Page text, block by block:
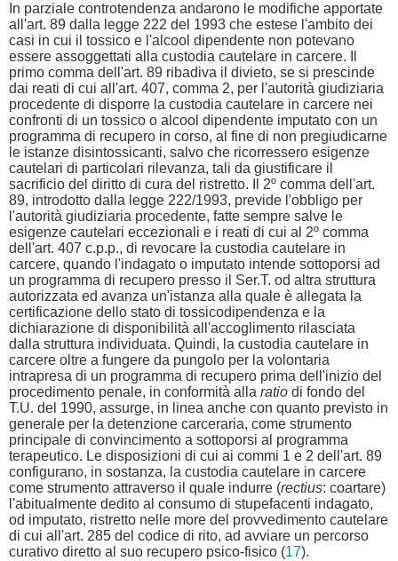
In parziale controtendenza andarono le modifiche apportate
all'art. 89 dalla legge 222 del 1993 che estese l'ambito dei
casi in cui il tossico e l'alcool dipendente non potevano
essere assoggettati alla custodia cautelare in carcere. Il
primo comma dell'art. 89 ribadiva il divieto, se si prescinde
dai reati di cui all'art. 407, comma 2, per l'autorità giudiziaria
procedente di disporre la custodia cautelare in carcere nei
confronti di un tossico o alcool dipendente imputato con un
programma di recupero in corso, al fine di non pregiudicarne
le istanze disintossicanti, salvo che ricorressero esigenze
cautelari di particolari rilevanza, tali da giustificare il
sacrificio del diritto di cura del ristretto. Il 2º comma dell'art.
89, introdotto dalla legge 222/1993, previde l'obbligo per
l'autorità giudiziaria procedente, fatte sempre salve le
esigenze cautelari eccezionali e i reati di cui al 2º comma
dell'art. 407 c.p.p., di revocare la custodia cautelare in
carcere, quando l'indagato o imputato intende sottoporsi ad
un programma di recupero presso il Ser.T. od altra struttura
autorizzata ed avanza un'istanza alla quale è allegata la
certificazione dello stato di tossicodipendenza e la
dichiarazione di disponibilità all'accoglimento rilasciata
dalla struttura individuata. Quindi, la custodia cautelare in
carcere oltre a fungere da pungolo per la volontaria
intrapresa di un programma di recupero prima dell'inizio del
procedimento penale, in conformità alla ratio di fondo del
T.U. del 1990, assurge, in linea anche con quanto previsto in
generale per la detenzione carceraria, come strumento
principale di convincimento a sottoporsi al programma
terapeutico. Le disposizioni di cui ai commi 1 e 2 dell'art. 89
configurano, in sostanza, la custodia cautelare in carcere
come strumento attraverso il quale indurre (rectius: coartare)
l'abitualmente dedito al consumo di stupefacenti indagato,
od imputato, ristretto nelle more del provvedimento cautelare
di cui all'art. 285 del codice di rito, ad avviare un percorso
curativo diretto al suo recupero psico-fisico (17).